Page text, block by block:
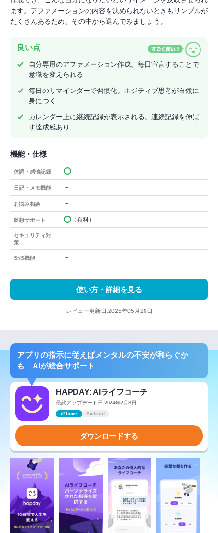
ます。アファメーションの内容を決められないときもサンプルが
たくさんあるため、その中から選んでみましょう。
良い点
自分専用のアファメーション作成。毎日宣言することで
意識を変えられる
毎日のリマインダーで習慣化。ポジティブ思考が自然に
身につく
カレンダー上に継続記録が表示される。連続記録を伸ば
す達成感あり
機能・仕様
体調・感情記録
日記・メモ機能 －
お悩み相談 －
瞑想サポート （有料）
セキュリティ対
策
－
SNS機能 －
使い方・詳細を見る
レビュー更新日:2025年05月29日
アプリの指示に従えばメンタルの不安が和らぐか
も AIが総合サポート
HAPDAY: AIライフコーチ
最終アップデート日:2024年2月8日
iPhone Android
ダウンロードする